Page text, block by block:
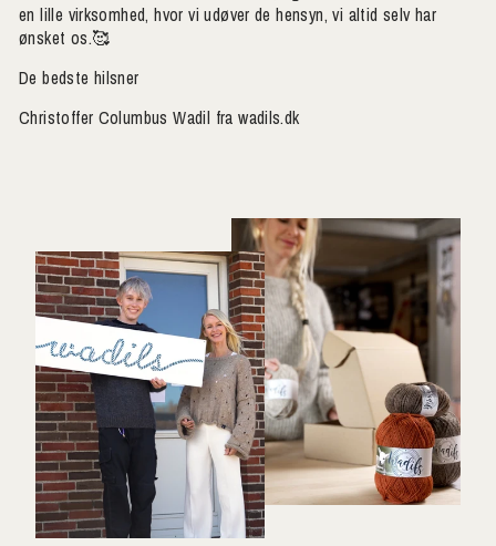
en lille virksomhed, hvor vi udøver de hensyn, vi altid selv har
ønsket os.🥰
De bedste hilsner
Christoffer Columbus Wadil fra wadils.dk